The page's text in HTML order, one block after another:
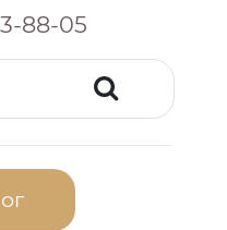
88-05